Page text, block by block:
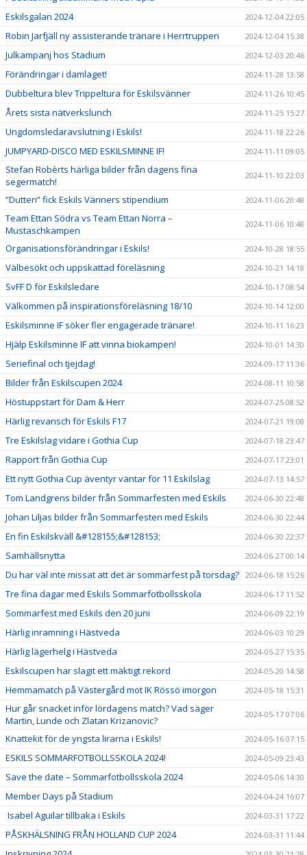
Eskilsgalan 2024 2024-12-04 22:05
Robin Jarfjäll ny assisterande tränare i Herrtruppen 2024-12-04 15:38
Julkampanj hos Stadium 2024-12-03 20:46
Förändringar i damlaget! 2024-11-28 13:58
Dubbeltura blev Trippeltura för Eskilsvänner 2024-11-26 10:45
Årets sista nätverkslunch 2024-11-25 15:27
Ungdomsledaravslutning i Eskils! 2024-11-18 22:26
JUMPYARD-DISCO MED ESKILSMINNE IF! 2024-11-11 09:05
Stefan Robèrts härliga bilder från dagens fina
segermatch!
2024-11-10 22:03
”Dutten” fick Eskils Vänners stipendium 2024-11-06 20:48
Team Ettan Södra vs Team Ettan Norra –
Mustaschkampen
2024-11-06 10:48
Organisationsförändringar i Eskils! 2024-10-28 18:55
Välbesökt och uppskattad föreläsning 2024-10-21 14:18
SvFF D för Eskilsledare 2024-10-17 08:54
Välkommen på inspirationsföreläsning 18/10 2024-10-14 12:00
Eskilsminne IF söker fler engagerade tränare! 2024-10-11 16:23
Hjälp Eskilsminne IF att vinna biokampen! 2024-10-01 14:30
Seriefinal och tjejdag! 2024-09-17 11:36
Bilder från Eskilscupen 2024 2024-08-11 10:58
Höstuppstart för Dam & Herr 2024-07-25 08:52
Härlig revansch för Eskils F17 2024-07-21 19:08
Tre Eskilslag vidare i Gothia Cup 2024-07-18 23:47
Rapport från Gothia Cup 2024-07-17 23:01
Ett nytt Gothia Cup äventyr väntar för 11 Eskilslag 2024-07-13 14:57
Tom Landgrens bilder från Sommarfesten med Eskils 2024-06-30 22:48
Johan Liljas bilder från Sommarfesten med Eskils 2024-06-30 22:44
En fin Eskilskväll &#128155;&#128153; 2024-06-30 22:37
Samhällsnytta 2024-06-27 00:14
Du har väl inte missat att det är sommarfest på torsdag? 2024-06-18 15:26
Tre fina dagar med Eskils Sommarfotbollsskola 2024-06-17 11:52
Sommarfest med Eskils den 20 juni 2024-06-09 22:19
Härlig inramning i Hästveda 2024-06-03 10:29
Härlig lägerhelg i Hästveda 2024-05-27 15:35
Eskilscupen har slagit ett mäktigt rekord 2024-05-20 14:58
Hemmamatch på Västergård mot IK Rössö imorgon 2024-05-18 15:31
Hur går snacket inför lördagens match? Vad säger
Martin, Lunde och Zlatan Krizanovic?
2024-05-17 07:06
Knattekit för de yngsta lirarna i Eskils! 2024-05-16 07:15
ESKILS SOMMARFOTBOLLSSKOLA 2024! 2024-05-09 23:43
Save the date – Sommarfotbollsskola 2024 2024-05-06 14:30
Member Days på Stadium 2024-04-24 16:07
Isabel Aguilar tillbaka i Eskils 2024-03-31 17:22
PÅSKHÄLSNING FRÅN HOLLAND CUP 2024 2024-03-31 11:44